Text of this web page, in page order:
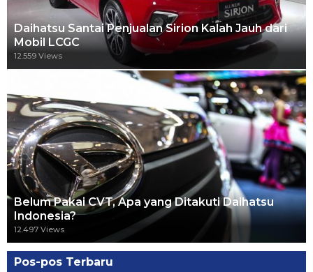
Daihatsu Santai Penjualan Sirion Kalah Jauh dari
Mobil LCGC
12.559 Views
Belum Pakai CVT, Apa yang Ditakuti Daihatsu
Indonesia?
12.497 Views
Pos-pos Terbaru